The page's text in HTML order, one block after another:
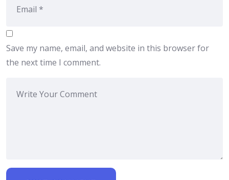
Save my name, email, and website in this browser for
the next time I comment.